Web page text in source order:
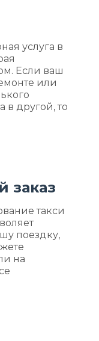
услуга в
Если ваш
или
в другой, то
заказ
такси
поездку,
на